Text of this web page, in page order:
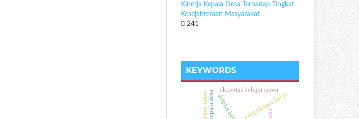
Kinerja Kepala Desa Terhadap Tingkat
Kesejahteraan Masyarakat
241
KEYWORDS
displin belajar pengelolaan kelas
aktivitas belajar siswa
village funds